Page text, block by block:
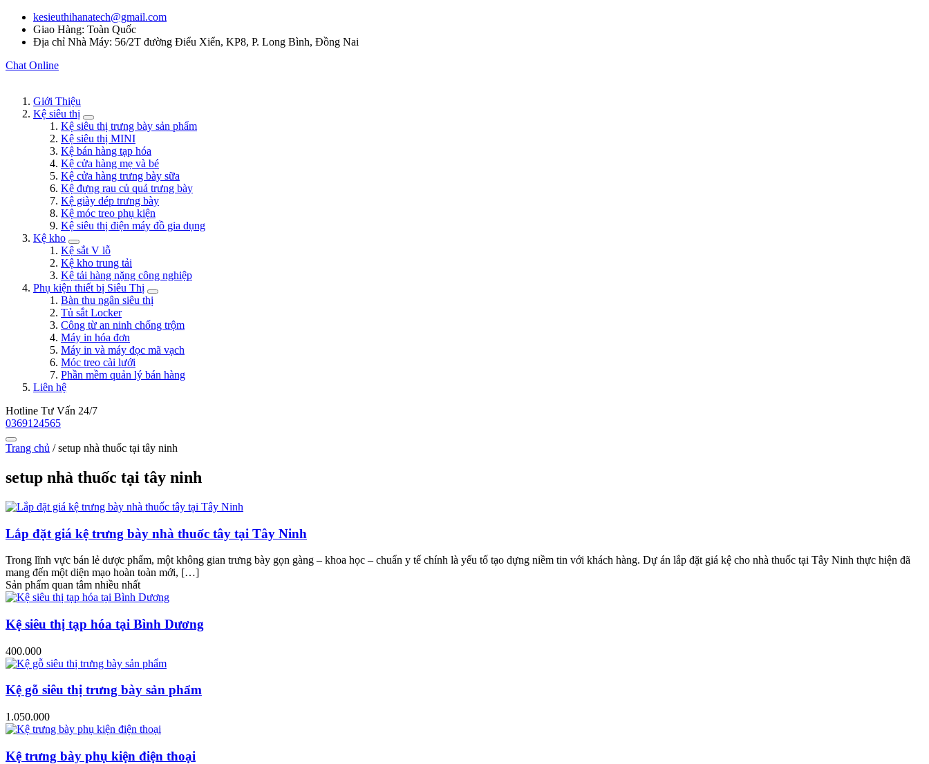
kesieuthihanatech@gmail.com
Giao Hàng: Toàn Quốc
Địa chỉ Nhà Máy: 56/2T đường Điểu Xiển, KP8, P. Long Bình, Đồng Nai
Chat Online
Giới Thiệu
Kệ siêu thị
Kệ siêu thị trưng bày sản phẩm
Kệ siêu thị MINI
Kệ bán hàng tạp hóa
Kệ cửa hàng mẹ và bé
Kệ cửa hàng trưng bày sữa
Kệ đựng rau củ quả trưng bày
Kệ giày dép trưng bày
Kệ móc treo phụ kiện
Kệ siêu thị điện máy đồ gia dụng
Kệ kho
Kệ sắt V lỗ
Kệ kho trung tải
Kệ tải hàng nặng công nghiệp
Phụ kiện thiết bị Siêu Thị
Bàn thu ngân siêu thị
Tủ sắt Locker
Công từ an ninh chống trộm
Máy in hóa đơn
Máy in và máy đọc mã vạch
Móc treo cài lưới
Phần mềm quản lý bán hàng
Liên hệ
Hotline Tư Vấn 24/7
0369124565
Trang chủ /setup nhà thuốc tại tây ninh
setup nhà thuốc tại tây ninh
Lắp đặt giá kệ trưng bày nhà thuốc tây tại Tây Ninh
Trong lĩnh vực bán lẻ dược phẩm, một không gian trưng bày gọn gàng – khoa học – chuẩn y tế chính là yếu tố tạo dựng niềm tin với khách hàng. Dự án lắp đặt giá kệ cho nhà thuốc tại Tây Ninh thực hiện đã
mang đến một diện mạo hoàn toàn mới, […]
Sản phẩm quan tâm nhiều nhất
Kệ siêu thị tạp hóa tại Bình Dương
400.000
Kệ gỗ siêu thị trưng bày sản phẩm
1.050.000
Kệ trưng bày phụ kiện điện thoại